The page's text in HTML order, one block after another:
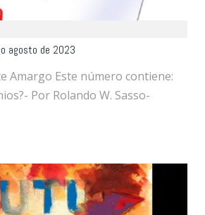
agosto de 2023
Amargo Este número contiene:
Por Rolando W. Sasso-